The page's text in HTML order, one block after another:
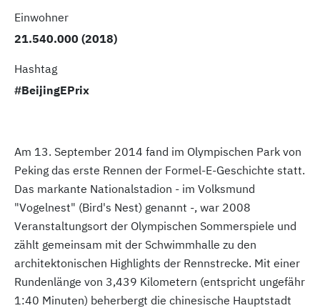
Einwohner
21.540.000 (2018)
Hashtag
#BeijingEPrix
Am 13. September 2014 fand im Olympischen Park von
Peking das erste Rennen der Formel-E-Geschichte statt.
Das markante Nationalstadion - im Volksmund
"Vogelnest" (Bird's Nest) genannt -, war 2008
Veranstaltungsort der Olympischen Sommerspiele und
zählt gemeinsam mit der Schwimmhalle zu den
architektonischen Highlights der Rennstrecke. Mit einer
Rundenlänge von 3,439 Kilometern (entspricht ungefähr
1:40 Minuten) beherbergt die chinesische Hauptstadt